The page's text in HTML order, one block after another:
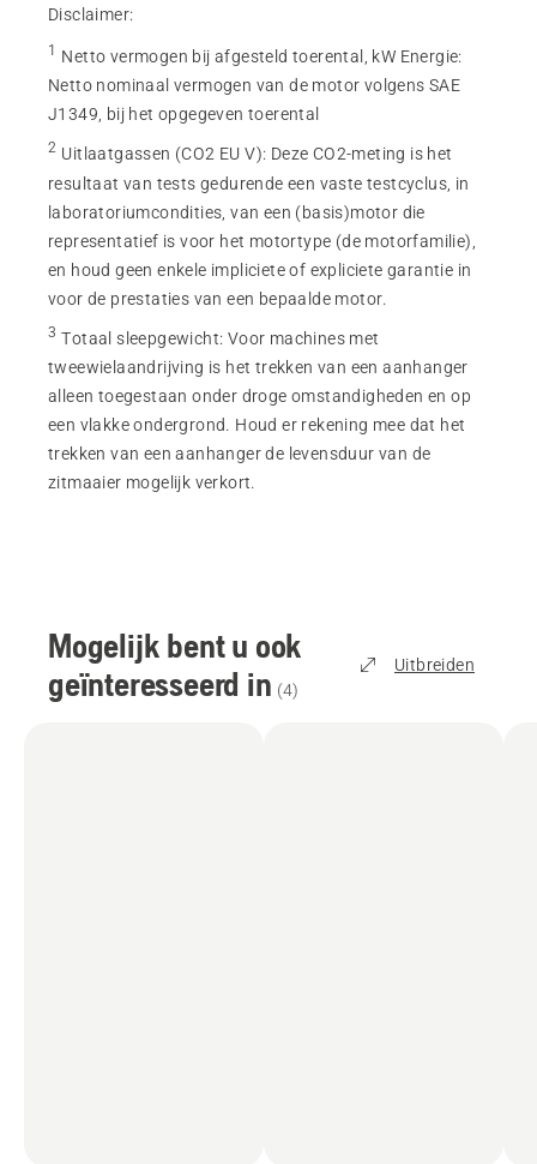
Disclaimer:
1 Netto vermogen bij afgesteld toerental, kW Energie:
Netto nominaal vermogen van de motor volgens SAE
J1349, bij het opgegeven toerental
2 Uitlaatgassen (CO2 EU V): Deze CO2-meting is het
resultaat van tests gedurende een vaste testcyclus, in
laboratoriumcondities, van een (basis)motor die
representatief is voor het motortype (de motorfamilie),
en houd geen enkele impliciete of expliciete garantie in
voor de prestaties van een bepaalde motor.
3 Totaal sleepgewicht: Voor machines met
tweewielaandrijving is het trekken van een aanhanger
alleen toegestaan onder droge omstandigheden en op
een vlakke ondergrond. Houd er rekening mee dat het
trekken van een aanhanger de levensduur van de
zitmaaier mogelijk verkort.
Mogelijk bent u ook
geïnteresseerd in (4)
Uitbreiden